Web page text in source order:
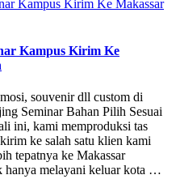
Kampus Kirim Ke
souvenir dll custom di
Seminar Bahan Pilih Sesuai
ini, kami memproduksi tas
ke salah satu klien kami
tepatnya ke Makassar
hanya melayani keluar kota …